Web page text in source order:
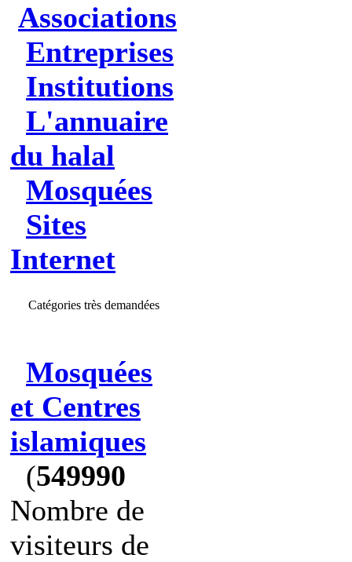
Associations
Entreprises
Institutions
L'annuaire
du halal
Mosquées
Sites
Internet
Catégories très demandées
Mosquées
et Centres
islamiques
(549990
Nombre de
visiteurs de